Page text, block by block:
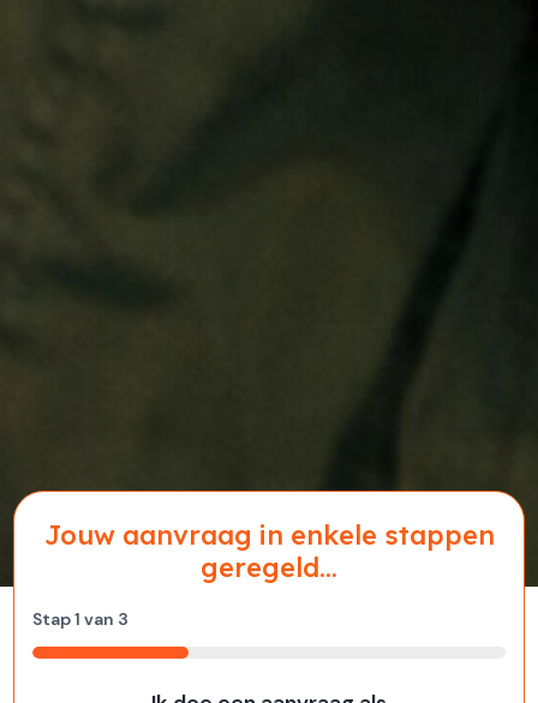
Jouw aanvraag in enkele stappen
geregeld...
Stap1 van 3
33%